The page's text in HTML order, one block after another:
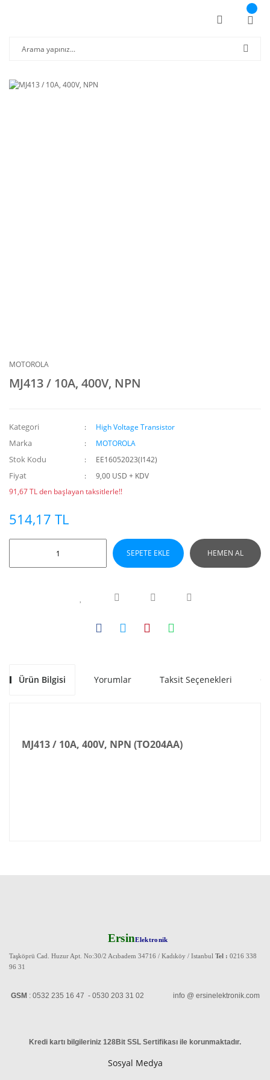
MOTOROLA
MJ413 / 10A, 400V, NPN
Kategori High Voltage Transistor
Marka MOTOROLA
Stok Kodu EE16052023(I142)
Fiyat
9,00 USD + KDV
91,67 TL den başlayan taksitlerle!!
514,17 TL
SEPETE EKLE HEMEN AL
Ürün Bilgisi Yorumlar Taksit Seçenekleri
MJ413 / 10A, 400V, NPN (TO204AA)
ErsinElektronik
Taşköprü Cad. Huzur Apt. No:30/2 Acıbadem 34716 / Kadıköy / Istanbul Tel : 0216 338
96 31
GSM : 0532 235 16 47 - 0530 203 31 02 info @ ersinelektronik.com
Kredi kartı bilgileriniz 128Bit SSL Sertifikası ile korunmaktadır.
Sosyal Medya